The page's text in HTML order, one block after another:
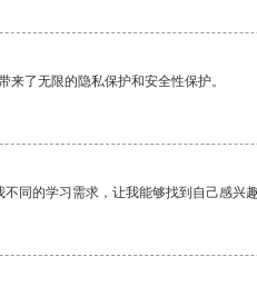
了无限的隐私保护和安全性保护。
同的学习需求，让我能够找到自己感兴趣